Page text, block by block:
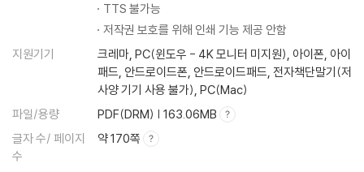
TTS 불가능
저작권 보호를 위해 인쇄 기능 제공 안함
지원기기
크레마, PC(윈도우 - 4K 모니터 미지원), 아이폰, 아이
패드, 안드로이드폰, 안드로이드패드, 전자책단말기(저
사양 기기 사용 불가), PC(Mac)
파일/용량
PDF(DRM) | 163.06MB
글자 수/ 페이지
수
약 170쪽